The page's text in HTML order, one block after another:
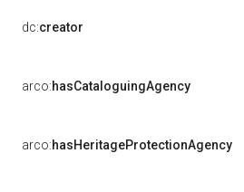
dc:creator
arco:hasCataloguingAgency
arco:hasHeritageProtectionAgency